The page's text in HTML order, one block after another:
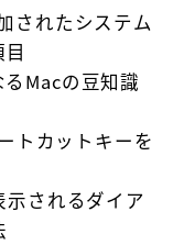
されたシステム
Macの豆知識
トカットキーを
されるダイア